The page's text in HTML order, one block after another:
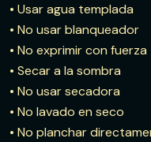
• Usar agua templada
• No usar blanqueador
• No exprimir con fuerza
• Secar a la sombra
• No usar secadora
• No lavado en seco
• No planchar